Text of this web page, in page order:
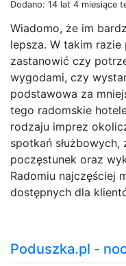
Dodano: 14 lat 4 miesiące
Wiadomo, że im
lepsza. W takim
zastanowić czy
wygodami, czy
podstawowa za
tego radomskie
rodzaju imprez
spotkań
poczęstunek oraz
Radomiu najczęściej
dostępnych dla
Poduszka.pl -